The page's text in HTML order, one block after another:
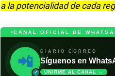
a la potencialidad de cada
CANAL OFICIAL DE
📲
✓
DIARIO CORREO
Síguenos en
UNIRME AL CANAL →